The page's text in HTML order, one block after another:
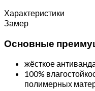
Характеристики
Замер
Основные
жёсткое
100%
полимерных